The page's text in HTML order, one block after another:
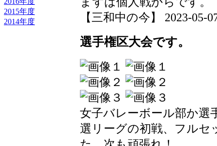
2015年度
2014年度
【三和中の今】 2023-05-
選手権区大会です。
女子バレーボール部か選
選リーグの初戦、フルセ